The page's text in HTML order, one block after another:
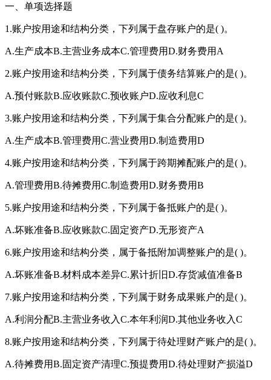
一、单项选择题
1.账户按用途和结构分类，下列属于盘存账户的是( )。
A.生产成本B.主营业务成本C.管理费用D.财务费用A
2.账户按用途和结构分类，下列属于债务结算账户的是( )。
A.预付账款B.应收账款C.预收账户D.应收利息C
3.账户按用途和结构分类，下列属于集合分配账户的是( )。
A.生产成本B.管理费用C.营业费用D.制造费用D
4.账户按用途和结构分类，下列属于跨期摊配账户的是( )。
A.管理费用B.待摊费用C.制造费用D.财务费用B
5.账户按用途和结构分类，下列属于备抵账户的是( )。
A.坏账准备B.应收账款C.固定资产D.无形资产A
6.账户按用途和结构分类，属于备抵附加调整账户的是( )。
A.坏账准备B.材料成本差异C.累计折旧D.存货减值准备B
7.账户按用途和结构分类，下列属于财务成果账户的是( )。
A.利润分配B.主营业务收入C.本年利润D.其他业务收入C
8.账户按用途和结构分类，下列属于待处理财产账户的是( )。
A.待摊费用B.固定资产清理C.预提费用D.待处理财产损溢D